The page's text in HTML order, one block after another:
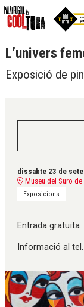
L’univers
Exposició de
dissabte 23 de
Museu del Suro de
Exposicions
Entrada gratuïta
Informació al